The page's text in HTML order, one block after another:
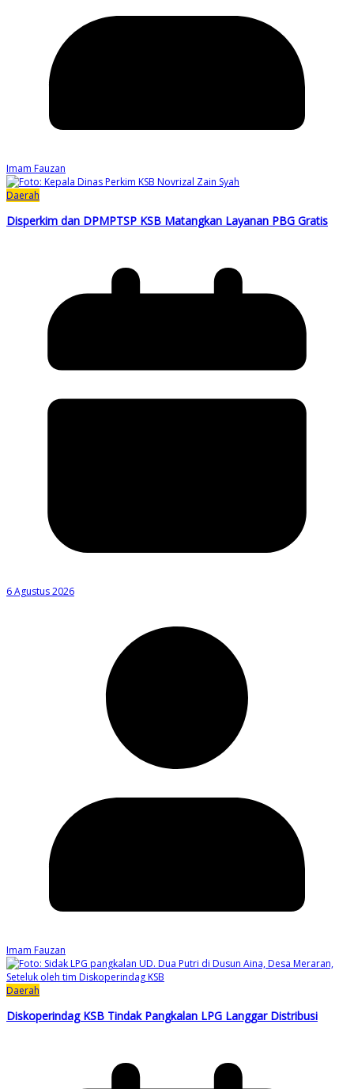
Imam Fauzan
Daerah
Disperkim dan DPMPTSP KSB Matangkan Layanan PBG Gratis
6 Agustus 2026
Imam Fauzan
Daerah
Diskoperindag KSB Tindak Pangkalan LPG Langgar Distribusi